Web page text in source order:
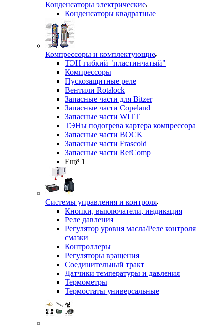
Конденсаторы электрические
Конденсаторы квадратные
Компрессоры и комплектующие
ТЭН гибкий "пластинчатый"
Компрессоры
Пускозащитные реле
Вентили Rotalock
Запасные части для Bitzer
Запасные части Copeland
Запасные части WITT
ТЭНы подогрева картера компрессора
Запасные части BOCK
Запасные части Frascold
Запасные части RefComp
Ещё 1
Системы управления и контроля
Кнопки, выключатели, индикация
Реле давления
Регулятор уровня масла/Реле контроля
смазки
Контроллеры
Регуляторы вращения
Соединительный тракт
Датчики температуры и давления
Термометры
Термостаты универсальные